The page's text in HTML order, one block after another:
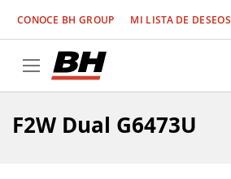
al
contenido
CONOCE BH GROUP MI LISTA DE DESEOS
F2W Dual G6473U